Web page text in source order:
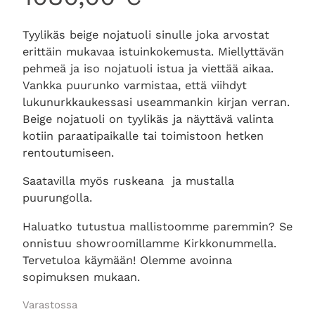
Tyylikäs beige nojatuoli sinulle joka arvostat
erittäin mukavaa istuinkokemusta. Miellyttävän
pehmeä ja iso nojatuoli istua ja viettää aikaa.
Vankka puurunko varmistaa, että viihdyt
lukunurkkaukessasi useammankin kirjan verran.
Beige nojatuoli on tyylikäs ja näyttävä valinta
kotiin paraatipaikalle tai toimistoon hetken
rentoutumiseen.
Saatavilla myös ruskeana ja mustalla
puurungolla.
Haluatko tutustua mallistoomme paremmin? Se
onnistuu showroomillamme Kirkkonummella.
Tervetuloa käymään! Olemme avoinna
sopimuksen mukaan.
Varastossa